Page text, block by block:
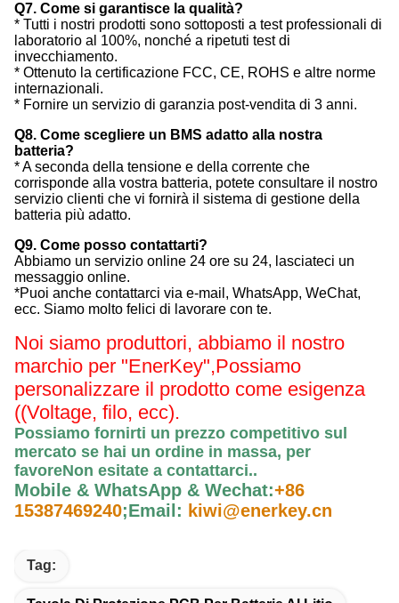
Q7. Come si garantisce la qualità?
* Tutti i nostri prodotti sono sottoposti a test professionali di
laboratorio al 100%, nonché a ripetuti test di
invecchiamento.
* Ottenuto la certificazione FCC, CE, ROHS e altre norme
internazionali.
* Fornire un servizio di garanzia post-vendita di 3 anni.
Q8. Come scegliere un BMS adatto alla nostra
batteria?
* A seconda della tensione e della corrente che
corrisponde alla vostra batteria, potete consultare il nostro
servizio clienti che vi fornirà il sistema di gestione della
batteria più adatto.
Q9. Come posso contattarti?
Abbiamo un servizio online 24 ore su 24, lasciateci un
messaggio online.
*Puoi anche contattarci via e-mail, WhatsApp, WeChat,
ecc. Siamo molto felici di lavorare con te.
Noi siamo produttori, abbiamo il nostro
marchio per "EnerKey",Possiamo
personalizzare il prodotto come esigenza
((Voltage, filo, ecc).
Possiamo fornirti un prezzo competitivo sul
mercato se hai un ordine in massa, per
favoreNon esitate a contattarci..
Mobile & WhatsApp & Wechat:+86
15387469240;Email: kiwi@enerkey.cn
Tag: